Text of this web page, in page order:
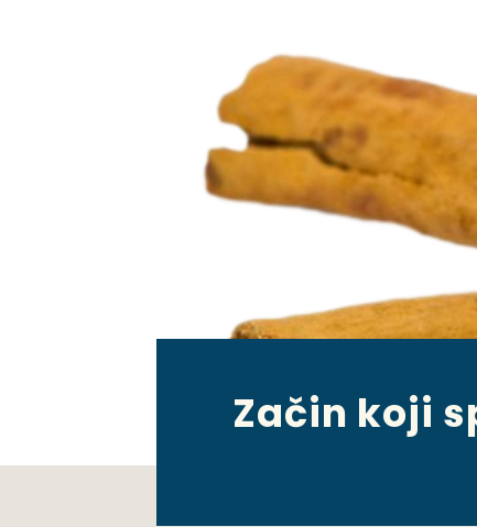
Začin koji